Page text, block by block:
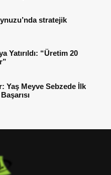
stratejik
Yatırıldı: “Üretim 20
Yaş Meyve Sebzede İlk